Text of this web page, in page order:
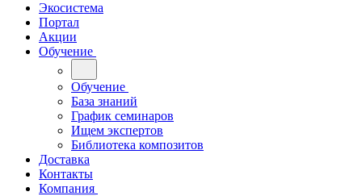
Экосистема
Портал
Акции
Обучение
Обучение
База знаний
График семинаров
Ищем экспертов
Библиотека композитов
Доставка
Контакты
Компания